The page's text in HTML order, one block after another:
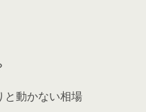
と動かない相場